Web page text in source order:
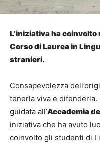
L’iniziativa ha
Corso di Laurea in
stranieri.
Consapevolezza
tenerla viva e
guidata all’Accademia
iniziativa che ha avuto
coinvolto gli studenti di